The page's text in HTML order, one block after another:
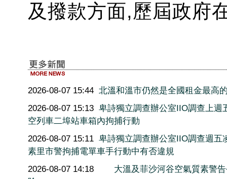
及撥款方面,歷屆政府
2026-08-07 15:44 北溫和溫市仍然是全國租金最高
2026-08-07 15:13 卑詩獨立調查辦公室IIO調查上週
空列車二埠站車箱內拘捕行動
2026-08-07 15:11 卑詩獨立調查辦公室IIO調查週五
素里市警拘捕電單車手行動中有否違規
2026-08-07 14:18
大溫及菲沙河谷空氣質素警